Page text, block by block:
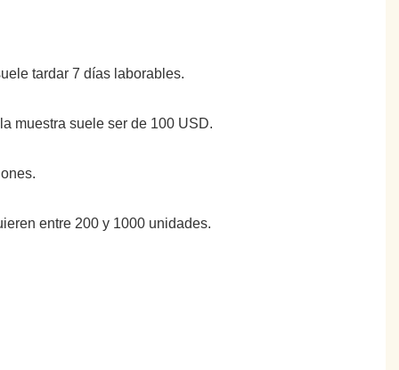
tardar 7 días laborables.
muestra suele ser de 100 USD.
entre 200 y 1000 unidades.